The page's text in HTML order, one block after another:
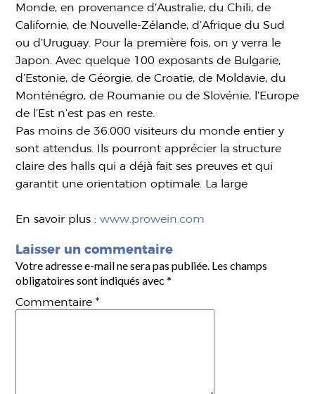
Monde, en provenance d’Australie, du Chili, de
Californie, de Nouvelle-Zélande, d’Afrique du Sud
ou d’Uruguay. Pour la première fois, on y verra le
Japon. Avec quelque 100 exposants de Bulgarie,
d’Estonie, de Géorgie, de Croatie, de Moldavie, du
Monténégro, de Roumanie ou de Slovénie, l’Europe
de l’Est n’est pas en reste.
Pas moins de 36.000 visiteurs du monde entier y
sont attendus. Ils pourront apprécier la structure
claire des halls qui a déjà fait ses preuves et qui
garantit une orientation optimale. La large
En savoir plus :www.prowein.com
Laisser un commentaire
Votre adresse e-mail ne sera pas publiée. Les champs
obligatoires sont indiqués avec*
Commentaire*